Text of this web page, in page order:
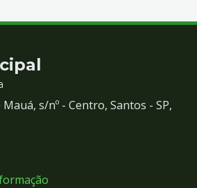
s/nº - Centro, Santos - SP,